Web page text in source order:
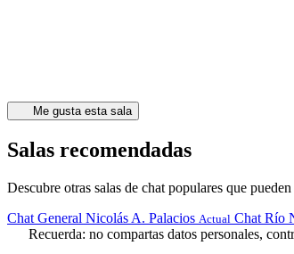
Me gusta esta sala
Salas recomendadas
Descubre otras salas de chat populares que
Chat General Nicolás A. Palacios Actual Chat Río
Recuerda: no compartas datos personales,